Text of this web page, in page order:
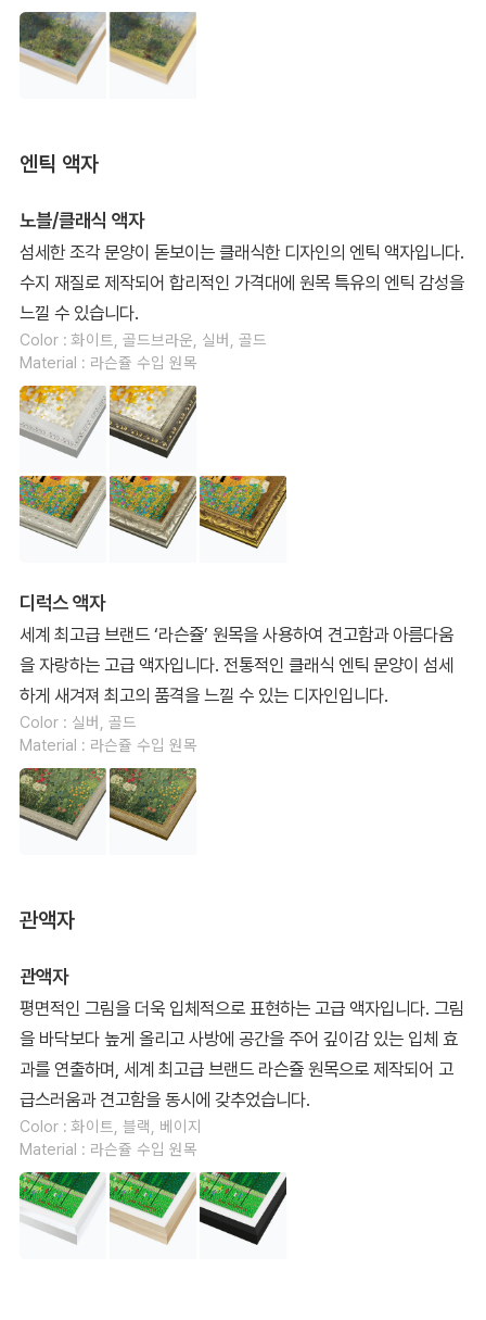
엔틱 액자
노블/클래식 액자
섬세한 조각 문양이 돋보이는 클래식한 디자인의 엔틱 액자입니다.
수지 재질로 제작되어 합리적인 가격대에 원목 특유의 엔틱 감성을
느낄 수 있습니다.
Color : 화이트, 골드브라운, 실버, 골드
Material : 라슨쥴 수입 원목
디럭스 액자
세계 최고급 브랜드 ‘라슨쥴’ 원목을 사용하여 견고함과 아름다움
을 자랑하는 고급 액자입니다. 전통적인 클래식 엔틱 문양이 섬세
하게 새겨져 최고의 품격을 느낄 수 있는 디자인입니다.
Color : 실버, 골드
Material : 라슨쥴 수입 원목
관액자
관액자
평면적인 그림을 더욱 입체적으로 표현하는 고급 액자입니다. 그림
을 바닥보다 높게 올리고 사방에 공간을 주어 깊이감 있는 입체 효
과를 연출하며, 세계 최고급 브랜드 라슨쥴 원목으로 제작되어 고
급스러움과 견고함을 동시에 갖추었습니다.
Color : 화이트, 블랙, 베이지
Material : 라슨쥴 수입 원목